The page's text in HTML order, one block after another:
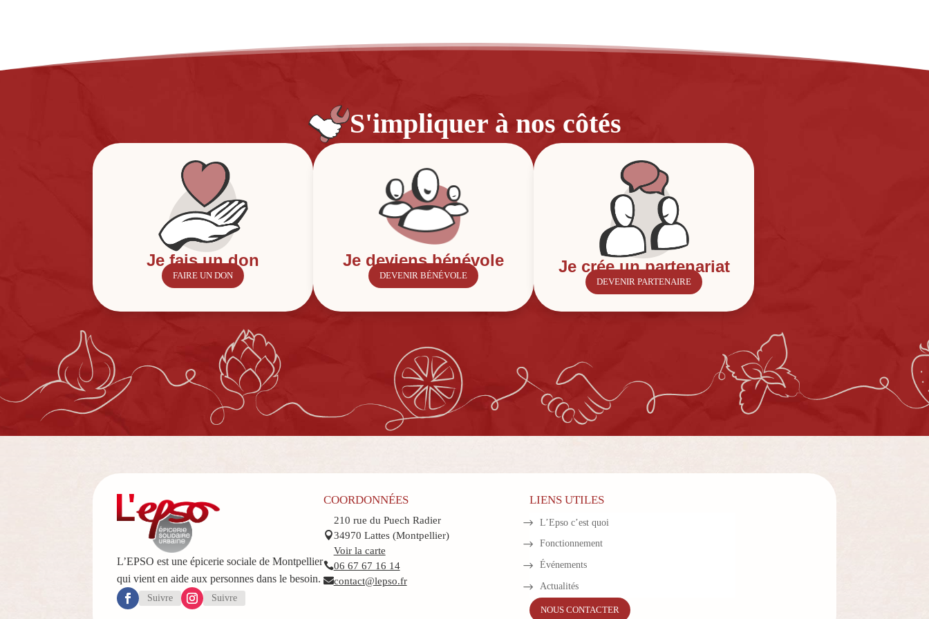
S'impliquer à nos côtés
Je fais un don
FAIRE UN DON
Je deviens bénévole
DEVENIR BÉNÉVOLE Je crée un partenariat
DEVENIR PARTENAIRE
L’EPSO est une épicerie sociale de Montpellier
qui vient en aide aux personnes dans le besoin.
Suivre Suivre
COORDONNÉES

210 rue du Puech Radier
34970 Lattes (Montpellier)
Voir la carte
06 67 67 16 14
contact@lepso.fr
LIENS UTILES
L’Epso c’est quoi
Fonctionnement
Événements
Actualités
NOUS CONTACTER